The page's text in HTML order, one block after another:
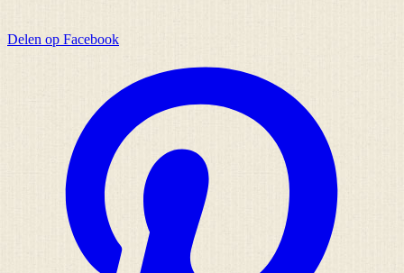
Delen op Facebook